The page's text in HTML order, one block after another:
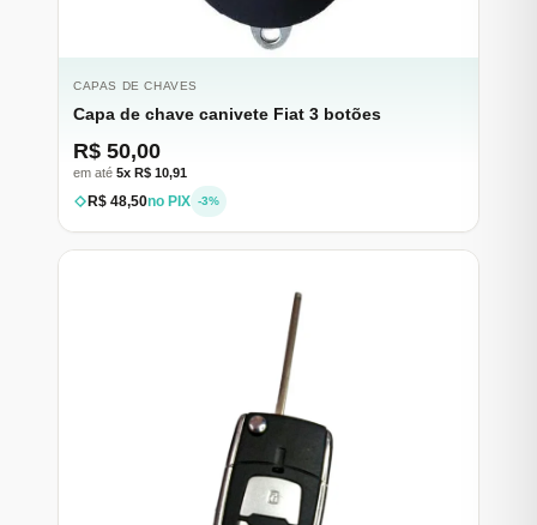
CAPAS DE CHAVES
Capa de chave canivete Fiat 3 botões
R$ 50,00
em até 5x R$ 10,91
R$ 48,50no PIX -3%